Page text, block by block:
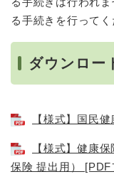
る手続きを行ってく
ダウンロー
【様式】国民
【様式】健康
保険 提出用）